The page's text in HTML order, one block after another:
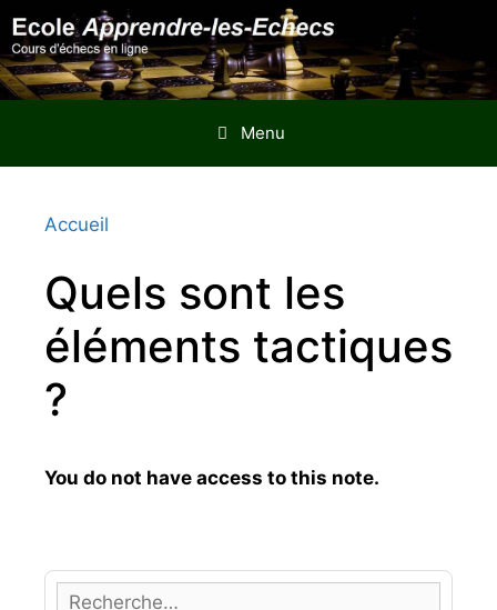
Aller
au
contenu
Menu
Accueil
Quels sont les
éléments tactiques
?
You do not have access to this note.